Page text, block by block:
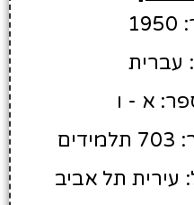
א - ו
תל אביב